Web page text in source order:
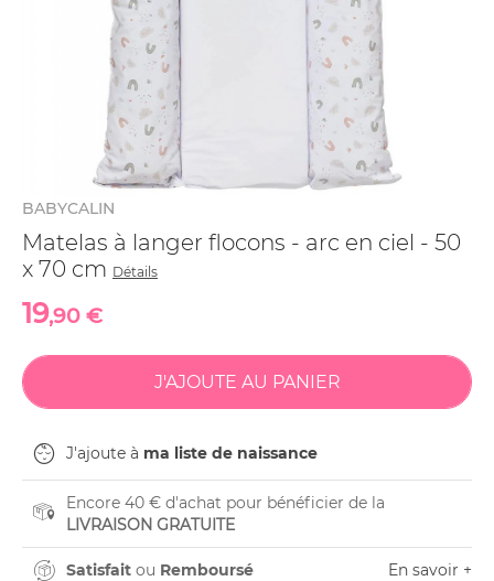
BABYCALIN
Matelas à langer flocons - arc en ciel - 50
x 70 cm Détails
19,90 €
J'ajoute à ma liste de naissance
Encore 40 € d'achat pour bénéficier de la
LIVRAISON GRATUITE
Satisfait ou Remboursé En savoir +